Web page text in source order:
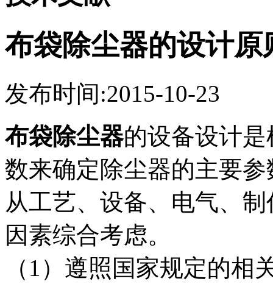
布袋除尘器的设计原
发布时间:2015-10-23
布袋除尘器的设备设计
数来确定除尘器的主要
从工艺、设备、电气、
因素综合考虑。
（1）遵照国家规定的